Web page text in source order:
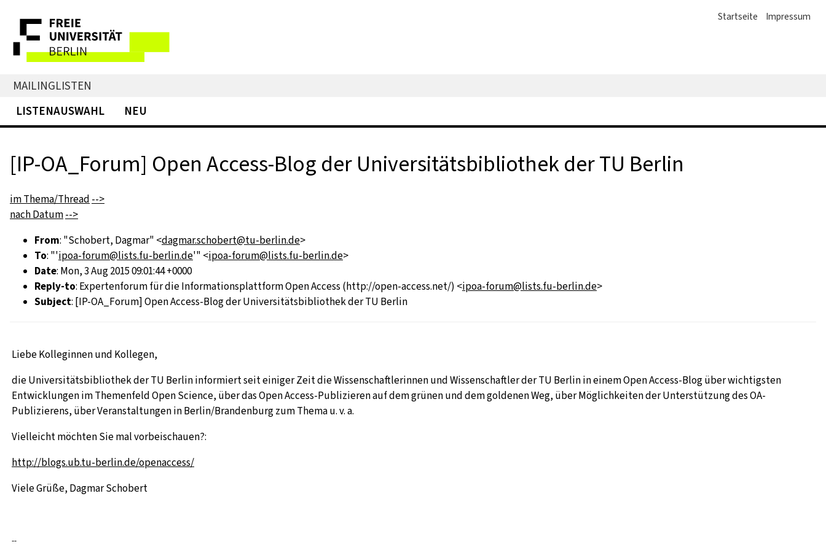
Startseite Impressum
MAILINGLISTEN
LISTENAUSWAHL
NEU
[IP-OA_Forum] Open Access-Blog der Universitätsbibliothek der TU Berlin
im Thema/Thread -->
nach Datum-->
From: "Schobert, Dagmar" <dagmar.schobert@tu-berlin.de>
To: "'ipoa-forum@lists.fu-berlin.de'" <ipoa-forum@lists.fu-berlin.de>
Date: Mon, 3 Aug 2015 09:01:44 +0000
Reply-to: Expertenforum für die Informationsplattform Open Access (http://open-access.net/) <ipoa-forum@lists.fu-berlin.de>
Subject: [IP-OA_Forum] Open Access-Blog der Universitätsbibliothek der TU Berlin
Liebe Kolleginnen und Kollegen,
die Universitätsbibliothek der TU Berlin informiert seit einiger Zeit die Wissenschaftlerinnen und Wissenschaftler der TU Berlin in einem Open Access-Blog über wichtigsten
Entwicklungen im Themenfeld Open Science, über das Open Access-Publizieren auf dem grünen und dem goldenen Weg, über Möglichkeiten der Unterstützung des OA-
Publizierens, über Veranstaltungen in Berlin/Brandenburg zum Thema u. v. a.
Vielleicht möchten Sie mal vorbeischauen?:
http://blogs.ub.tu-berlin.de/openaccess/
Viele Grüße, Dagmar Schobert
--